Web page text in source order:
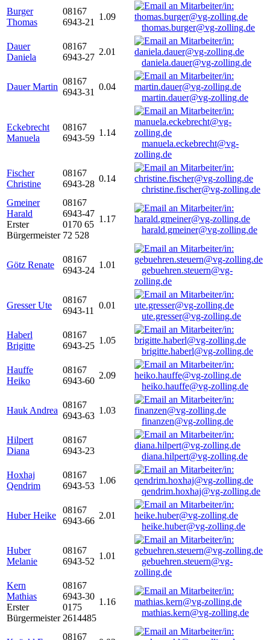
Burger
Thomas
08167
6943-21
1.09
thomas.burger@vg-zolling.de
Dauer
Daniela
08167
6943-27
2.01
daniela.dauer@vg-zolling.de
Dauer Martin
08167
6943-31
0.04
martin.dauer@vg-zolling.de
Eckebrecht
Manuela
08167
6943-59
1.14
manuela.eckebrecht@vg-
zolling.de
Fischer
Christine
08167
6943-28
0.14
christine.fischer@vg-zolling.de
Gmeiner
Harald
Erster
Bürgermeister
08167
6943-47
0170 65
72 528
1.17
harald.gmeiner@vg-zolling.de
Götz Renate
08167
6943-24
1.01
gebuehren.steuern@vg-
zolling.de
Gresser Ute
08167
6943-11
0.01
ute.gresser@vg-zolling.de
Haberl
Brigitte
08167
6943-25
1.05
brigitte.haberl@vg-zolling.de
Hauffe
Heiko
08167
6943-60
2.09
heiko.hauffe@vg-zolling.de
Hauk Andrea
08167
6943-63
1.03
finanzen@vg-zolling.de
Hilpert
Diana
08167
6943-23
diana.hilpert@vg-zolling.de
Hoxhaj
Qendrim
08167
6943-53
1.06
qendrim.hoxhaj@vg-zolling.de
Huber Heike
08167
6943-66
2.01
heike.huber@vg-zolling.de
Huber
Melanie
08167
6943-52
1.01
gebuehren.steuern@vg-
zolling.de
Kern
Mathias
Erster
Bürgermeister
08167
6943-30
0175
2614485
1.16
mathias.kern@vg-zolling.de
08167